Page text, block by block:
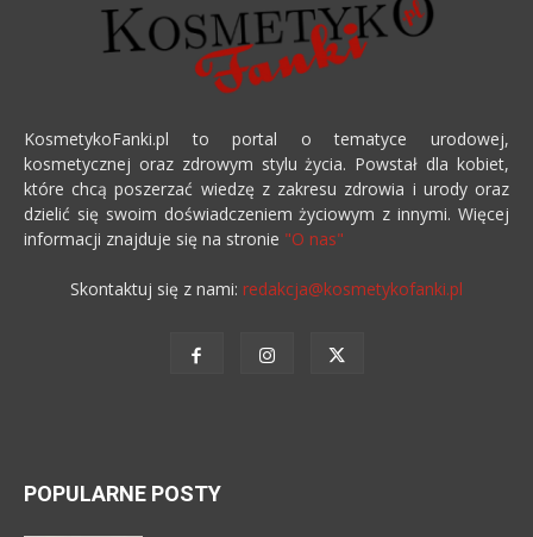
KosmetykoFanki.pl to portal o tematyce urodowej,
kosmetycznej oraz zdrowym stylu życia. Powstał dla kobiet,
które chcą poszerzać wiedzę z zakresu zdrowia i urody oraz
dzielić się swoim doświadczeniem życiowym z innymi. Więcej
informacji znajduje się na stronie "O nas"
Skontaktuj się z nami: redakcja@kosmetykofanki.pl
POPULARNE POSTY